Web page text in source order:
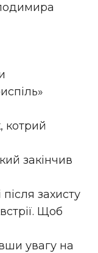
котрий
закінчив
захисту
Щоб
увагу на